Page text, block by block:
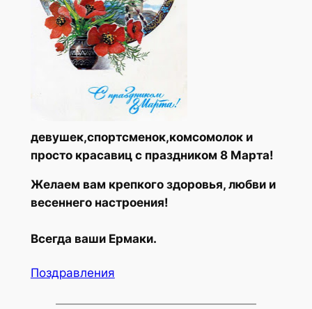
девушек,спортсменок,комсомолок и
просто красавиц с праздником 8 Марта!
Желаем вам крепкого здоровья, любви и
весеннего настроения!
Всегда ваши Ермаки.
Поздравления